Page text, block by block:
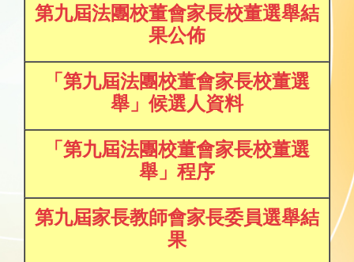
第九屆法團校董會家長校董選舉結
果公佈
「第九屆法團校董會家長校董選
舉」候選人資料
「第九屆法團校董會家長校董選
舉」程序
第九屆家長教師會家長委員選舉結
果